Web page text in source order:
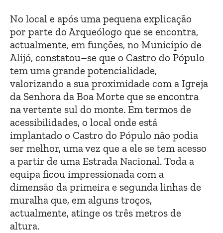
No local e após uma pequena explicação
por parte do Arqueólogo que se encontra,
actualmente, em funções, no Município de
Alijó, constatou–se que o Castro do Pópulo
tem uma grande potencialidade,
valorizando a sua proximidade com a Igreja
da Senhora da Boa Morte que se encontra
na vertente sul do monte. Em termos de
acessibilidades, o local onde está
implantado o Castro do Pópulo não podia
ser melhor, uma vez que a ele se tem acesso
a partir de uma Estrada Nacional. Toda a
equipa ficou impressionada com a
dimensão da primeira e segunda linhas de
muralha que, em alguns troços,
actualmente, atinge os três metros de
altura.